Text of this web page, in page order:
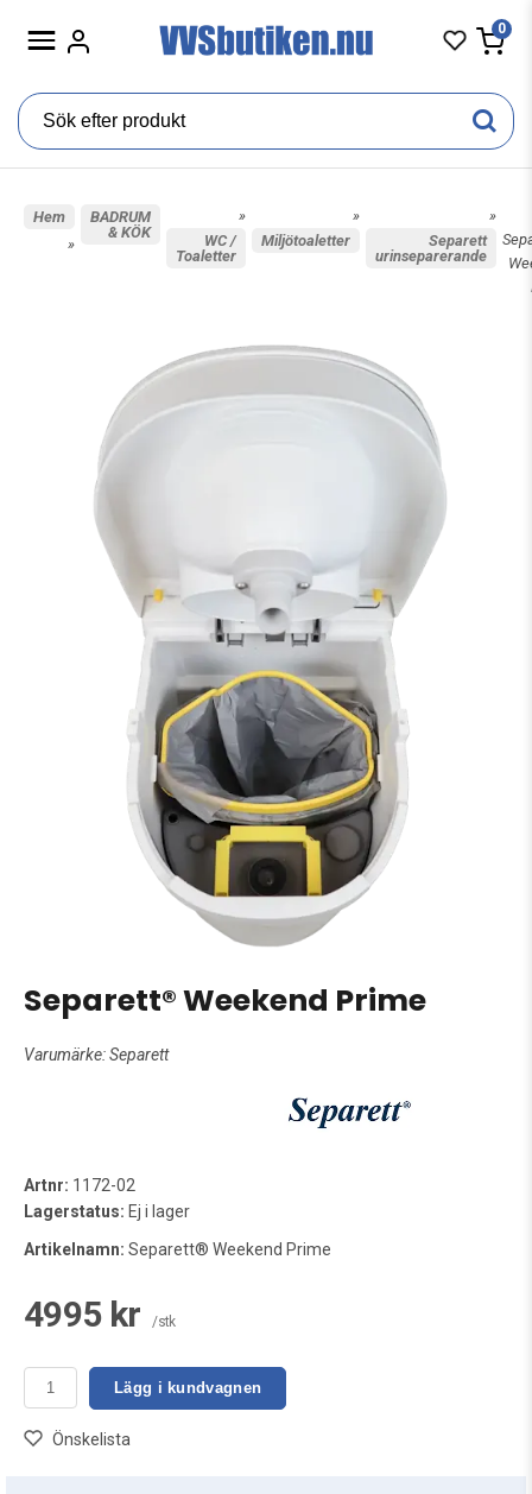
0
Hem
»
BADRUM
& KÖK
»
WC /
Toaletter
»
Miljötoaletter
»
Separett
urinseparerande
Separett® Weekend Prime
Varumärke:Separett
Artnr: 1172-02
Lagerstatus: Ej i lager
Artikelnamn: Separett® Weekend Prime
4995 kr /stk
Lägg i kundvagnen
Önskelista